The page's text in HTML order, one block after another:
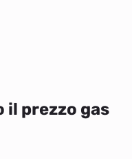
il prezzo gas